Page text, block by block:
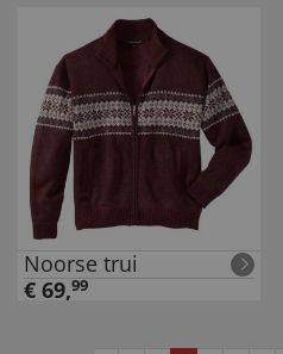
Noorse trui
€ 69,99